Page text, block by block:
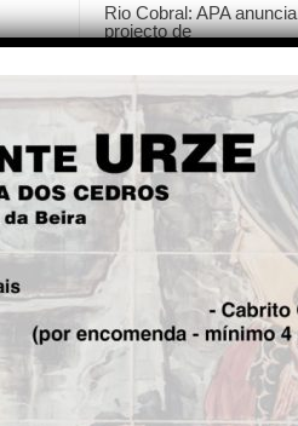
Rio Cobral: APA anuncia
projecto de
renaturalização, mas
poluição
3 de Agosto de 2026
Seg.
Aldeia Viçosa (Guarda) vai
voltar a hastear a Bandeira
Azul e (Oliveira do Hospital)
Alvôco das Várzeas mantém
distinção e Avô cai